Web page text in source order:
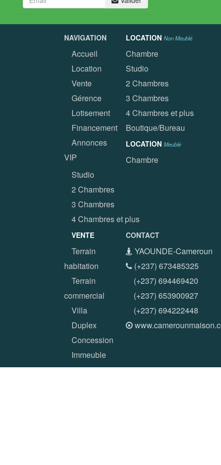
NAVIGATION
Accueil
Location
Vente
Gérence
Lotisement
Financement
Annonces
VIP
LOCATION Non Meublé
Chambre
Studio
2 Chambres
3 Chambres
4 Chambres et plus
Boutique/Bureau
LOCATION Meublé
Chambre
Studio
2 Chambres
3 Chambres
4 Chambres et plus
VENTE
Terrain
habitation
Terrain
commercial
Villa
Duplex
Concession
Immeuble
CONTACT
YAOUNDE-Cameroun
(+237) 673485325
(+237) 694469420
(+237) 653900927
(+237) 694222448